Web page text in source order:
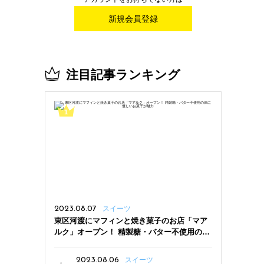
新規会員登録
注目記事ランキング
2023.08.07 スイーツ
東区河渡にマフィンと焼き菓子のお店「マア
ルク」オープン！ 精製糖・バター不使用の体
2023.08.06
スイーツ